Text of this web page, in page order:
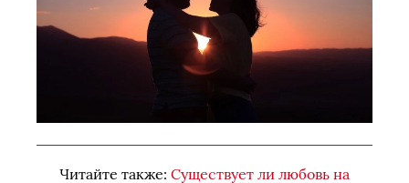
Читайте также: Существует ли любовь на